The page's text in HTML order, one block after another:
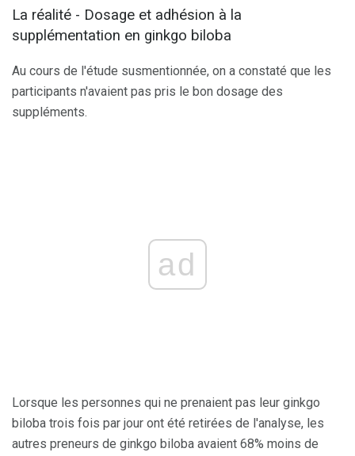
La réalité - Dosage et adhésion à la
supplémentation en ginkgo biloba
Au cours de l'étude susmentionnée, on a constaté que les
participants n'avaient pas pris le bon dosage des
suppléments.
ad
Lorsque les personnes qui ne prenaient pas leur ginkgo
biloba trois fois par jour ont été retirées de l'analyse, les
autres preneurs de ginkgo biloba avaient 68% moins de